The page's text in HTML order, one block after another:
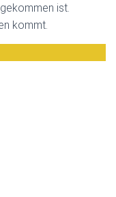
ist.
kommt.